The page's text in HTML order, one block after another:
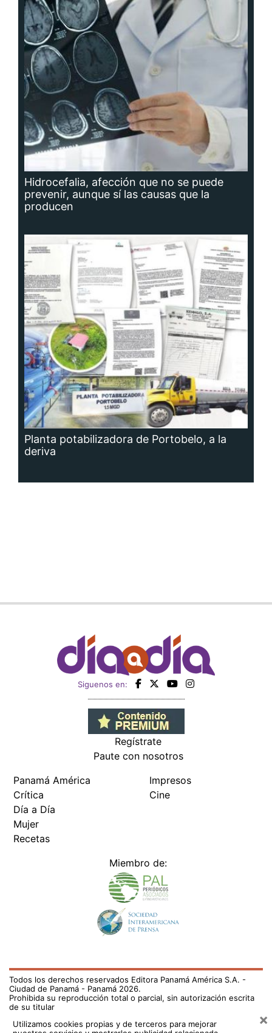
Hidrocefalia, afección que no se puede
prevenir, aunque sí las causas que la
producen
Planta potabilizadora de Portobelo, a la
deriva
Siguenos en:
Regístrate
Paute con nosotros
Panamá América
Crítica
Día a Día
Mujer
Recetas
Impresos
Cine
Miembro de:
Todos los derechos reservados Editora Panamá América S.A. -
Ciudad de Panamá - Panamá 2026.
Prohibida su reproducción total o parcial, sin autorización escrita
de su titular
Utilizamos cookies propias y de terceros para mejorar
×